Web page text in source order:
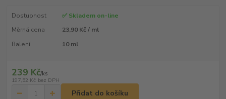
Dostupnost
✅ Skladem on-line
Měrná cena
23,90 Kč / ml
Balení
10 ml
239 Kč/ks
197,52 Kč bez DPH
Přidat do košíku